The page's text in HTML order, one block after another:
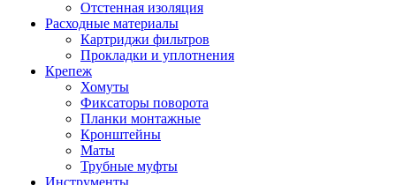
Отстенная изоляция
Расходные материалы
Картриджи фильтров
Прокладки и уплотнения
Крепеж
Хомуты
Фиксаторы поворота
Планки монтажные
Кронштейны
Маты
Трубные муфты
Инструменты